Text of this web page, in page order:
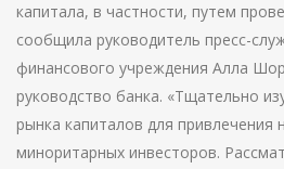
капитала, в частности, путем
сообщила руководитель пресс-
финансового учреждения Алла
руководство банка. «Тщательно
рынка капиталов для привлечения
миноритарных инвесторов.